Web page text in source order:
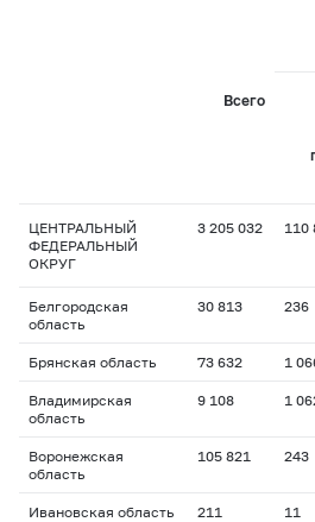
Всего
ЦЕНТРАЛЬНЫЙ
ФЕДЕРАЛЬНЫЙ
ОКРУГ
3 205 032 110
Белгородская
область
30 813 236
Брянская область 73 632 1
Владимирская
область
9 108 1
Воронежская
область
105 821 243
Ивановская область 211 11